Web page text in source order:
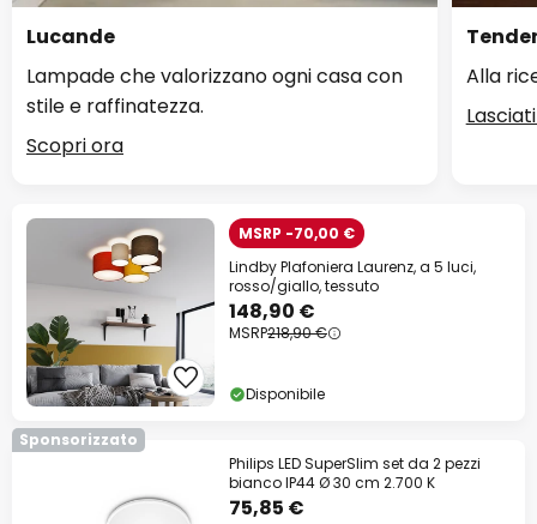
Lucande
Lampade che valorizzano ogni casa con
stile e raffinatezza.
Scopri ora
Alla
MSRP -70,00 €
Lindby Plafoniera Laurenz, a 5 luci,
rosso/giallo, tessuto
148,90 €
MSRP218,90 €
Disponibile
Sponsorizzato
Philips LED SuperSlim set da 2 pezzi
bianco IP44 Ø 30 cm 2.700 K
75,85 €